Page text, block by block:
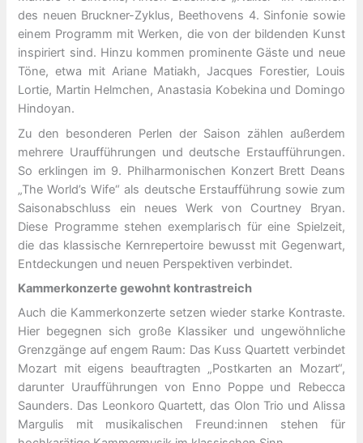
des neuen Bruckner-Zyklus, Beethovens 4. Sinfonie sowie
einem Programm mit Werken, die von der bildenden Kunst
inspiriert sind. Hinzu kommen prominente Gäste und neue
Töne, etwa mit Ariane Matiakh, Jacques Forestier, Louis
Lortie, Martin Helmchen, Anastasia Kobekina und Domingo
Hindoyan.
Zu den besonderen Perlen der Saison zählen außerdem
mehrere Uraufführungen und deutsche Erstaufführungen.
So erklingen im 9. Philharmonischen Konzert Brett Deans
„The World’s Wife“ als deutsche Erstaufführung sowie zum
Saisonabschluss ein neues Werk von Courtney Bryan.
Diese Programme stehen exemplarisch für eine Spielzeit,
die das klassische Kernrepertoire bewusst mit Gegenwart,
Entdeckungen und neuen Perspektiven verbindet.
Kammerkonzerte gewohnt kontrastreich
Auch die Kammerkonzerte setzen wieder starke Kontraste.
Hier begegnen sich große Klassiker und ungewöhnliche
Grenzgänge auf engem Raum: Das Kuss Quartett verbindet
Mozart mit eigens beauftragten „Postkarten an Mozart“,
darunter Uraufführungen von Enno Poppe und Rebecca
Saunders. Das Leonkoro Quartett, das Olon Trio und Alissa
Margulis mit musikalischen Freund:innen stehen für